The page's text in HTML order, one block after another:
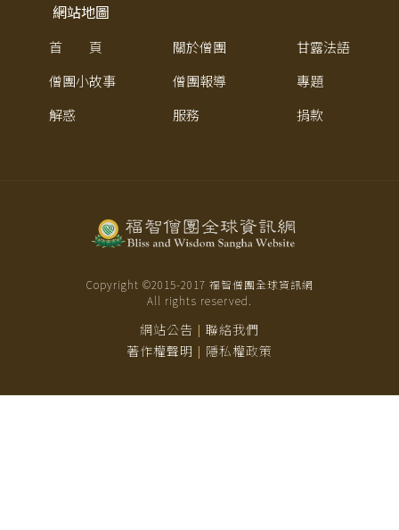
網站地圖
首 頁 關於僧團
甘露法語
僧團小故事
僧團報導
專題
解惑
服務 捐款
Copyright ©2015-2017 福智僧團全球資訊網
All rights reserved.
網站公告 | 聯絡我們
著作權聲明 | 隱私權政策